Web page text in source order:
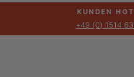
KUNDEN
+49 (0) 1514